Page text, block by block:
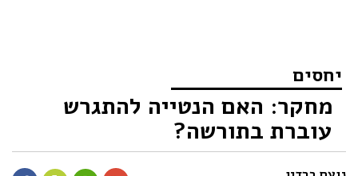
יחסים
מחקר: האם הנטייה להתגרש
עוברת בתורשה?